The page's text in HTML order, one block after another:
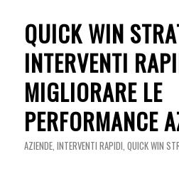
QUICK WIN
INTERVENTI
MIGLIORARE LE
PERFORMANCE
AZIENDE, INTERVENTI RAPIDI, QUICK WIN